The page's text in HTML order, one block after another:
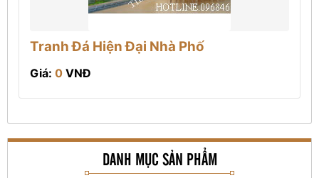
Tranh Đá Hiện Đại Nhà Phố
Giá: 0 VNĐ
DANH MỤC SẢN PHẨM